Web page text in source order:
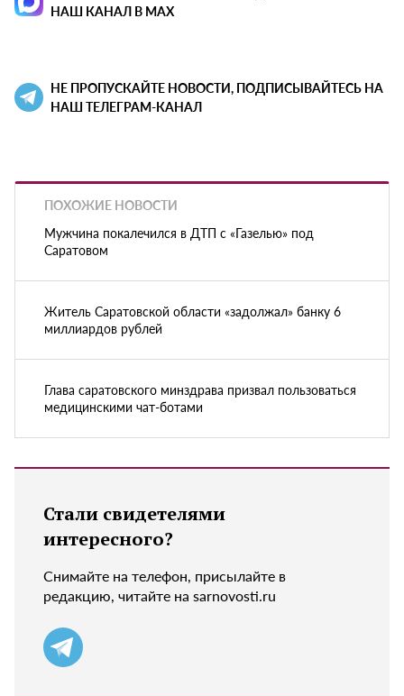
НАШ КАНАЛ В MAX
НЕ ПРОПУСКАЙТЕ НОВОСТИ, ПОДПИСЫВАЙТЕСЬ НА
НАШ ТЕЛЕГРАМ-КАНАЛ
ПОХОЖИЕ НОВОСТИ
Мужчина покалечился в ДТП с «Газелью» под
Саратовом
Житель Саратовской области «задолжал» банку 6
миллиардов рублей
Глава саратовского минздрава призвал пользоваться
медицинскими чат-ботами
Стали свидетелями
интересного?
Снимайте на телефон, присылайте в
редакцию, читайте на sarnovosti.ru